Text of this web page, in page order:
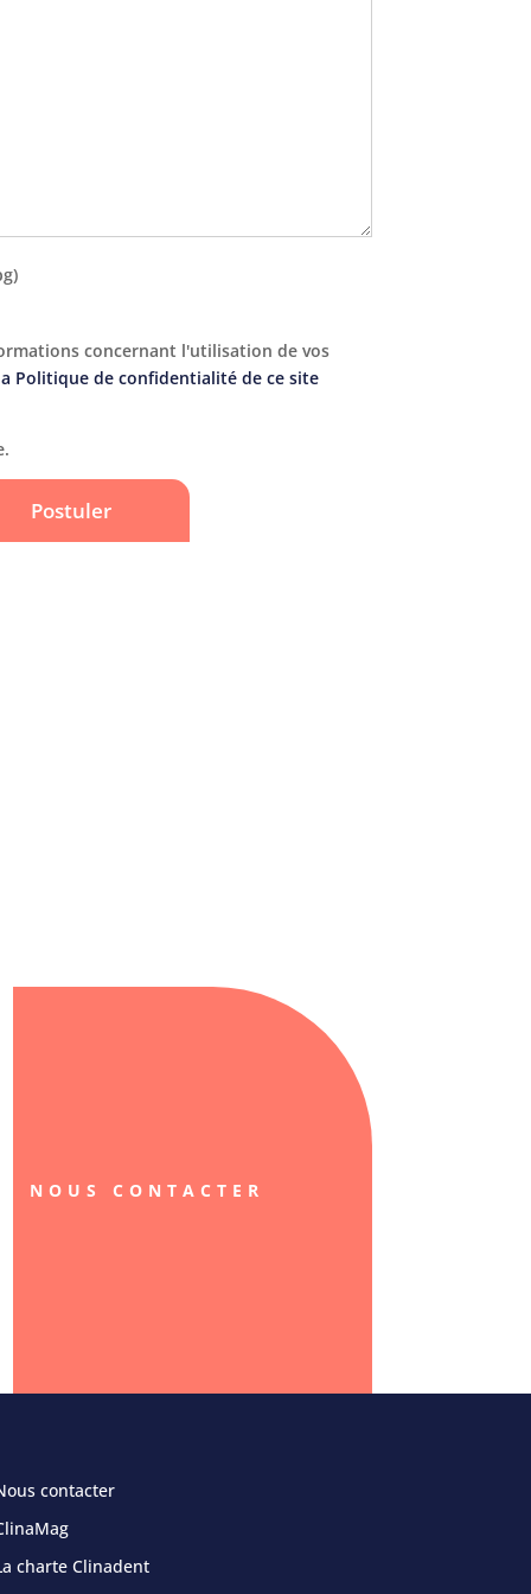
concernant l'utilisation de vos
Politique de confidentialité de ce site
NOUS CONTACTER
contacter
charte Clinadent